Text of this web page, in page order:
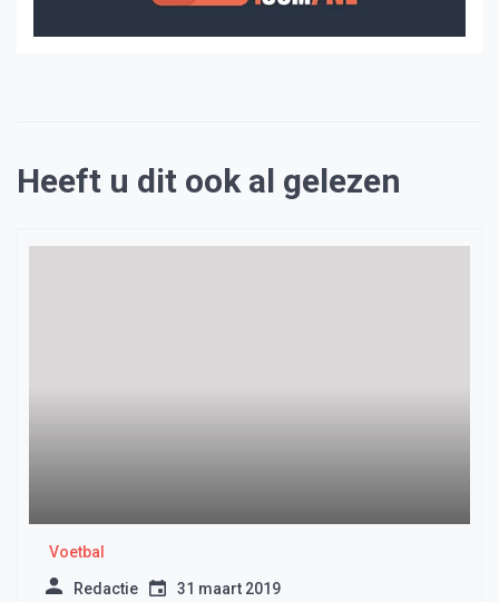
Heeft u dit ook al gelezen
Voetbal
Redactie 31 maart 2019